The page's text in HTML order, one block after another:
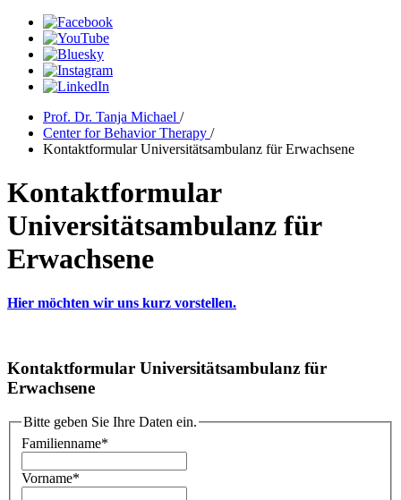
Prof. Dr. Tanja Michael /
Center for Behavior Therapy /
Kontaktformular Universitätsambulanz für Erwachsene
Kontaktformular
Universitätsambulanz für
Erwachsene
Hier möchten wir uns kurz vorstellen.
Kontaktformular Universitätsambulanz für
Erwachsene
Bitte geben Sie Ihre Daten ein.
Familienname*
Vorname*